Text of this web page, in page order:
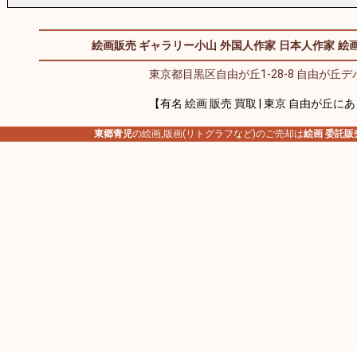
絵画販売 ギャラリー小山 外国人作家 日本人作家 絵
東京都目黒区自由が丘1-28-8 自由が丘デ
【有名 絵画 販売 買取 | 東京 自由が丘に
東郷青児の絵画,版画(リトグラフなど)のご売却は絵画 委託販